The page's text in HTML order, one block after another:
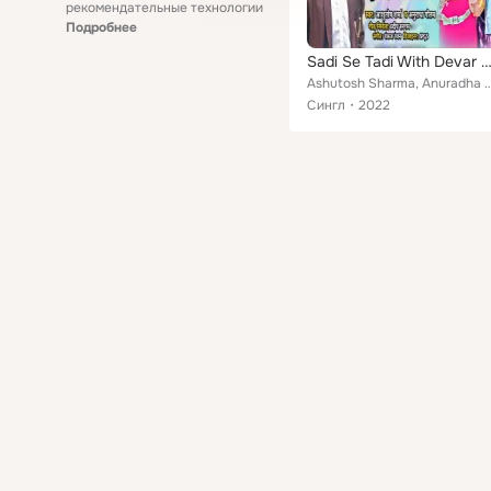
рекомендательные технологии
Подробнее
Sadi Se Tadi With Devar Bhabhi
Ashutosh
Сингл
2022